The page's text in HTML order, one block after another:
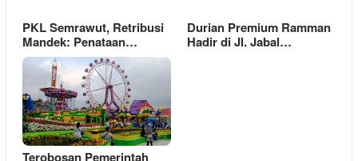
PKL Semrawut, Retribusi
Mandek: Penataan…
Durian Premium Ramman
Hadir di Jl. Jabal…
Terobosan Pemerintah